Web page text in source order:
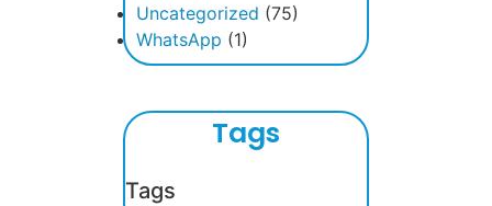
Uncategorized (75)
WhatsApp (1)
Tags
Tags